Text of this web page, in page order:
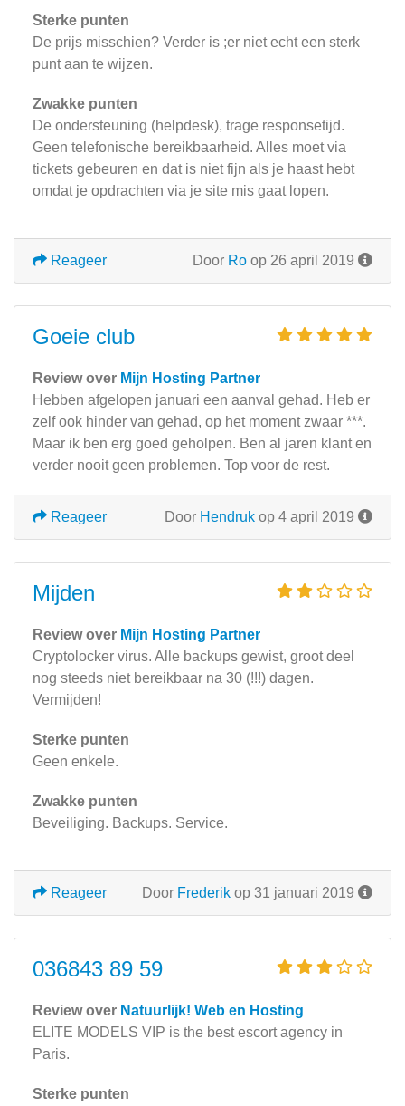
Sterke punten
De prijs misschien? Verder is ;er niet echt een sterk
punt aan te wijzen.
Zwakke punten
De ondersteuning (helpdesk), trage responsetijd.
Geen telefonische bereikbaarheid. Alles moet via
tickets gebeuren en dat is niet fijn als je haast hebt
omdat je opdrachten via je site mis gaat lopen.
Door Ro op 26 april 2019
Reageer
Goeie club
Review over Mijn Hosting Partner
Hebben afgelopen januari een aanval gehad. Heb er
zelf ook hinder van gehad, op het moment zwaar ***.
Maar ik ben erg goed geholpen. Ben al jaren klant en
verder nooit geen problemen. Top voor de rest.
Door Hendruk op 4 april 2019
Reageer
Mijden
Review over Mijn Hosting Partner
Cryptolocker virus. Alle backups gewist, groot deel
nog steeds niet bereikbaar na 30 (!!!) dagen.
Vermijden!
Sterke punten
Geen enkele.
Zwakke punten
Beveiliging. Backups. Service.
Door Frederik op 31 januari 2019
Reageer
036843 89 59
Review over Natuurlijk! Web en Hosting
ELITE MODELS VIP іs the bеѕt escort agency in
Paris.
Sterke punten